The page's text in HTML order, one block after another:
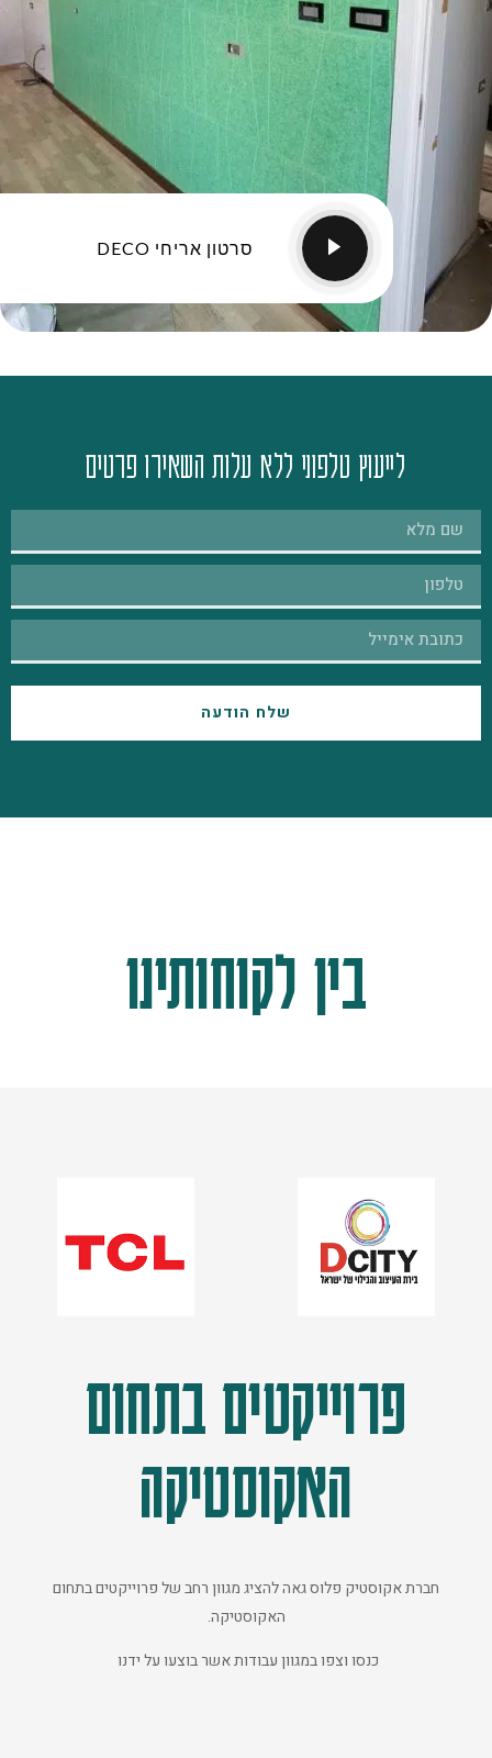
סרטון אריחי DECO
לייעוץ טלפוני ללא עלות השאירו פרטים
שלח הודעה
בין לקוחותינו
פרוייקטים בתחום
האקוסטיקה
חברת אקוסטיק פלוס גאה להציג מגוון רחב של פרוייקטים בתחום
האקוסטיקה.
כנסו וצפו במגוון עבודות אשר בוצעו על ידנו